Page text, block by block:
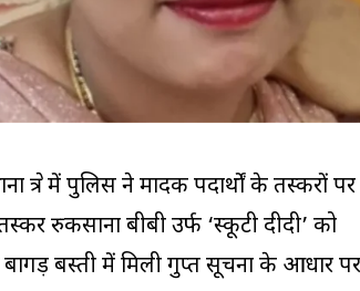
में पुलिस ने मादक पदार्थों के तस्करों पर
रुकसाना बीबी उर्फ ‘स्कूटी दीदी’ को
बस्ती में मिली गुप्त सूचना के आधार पर